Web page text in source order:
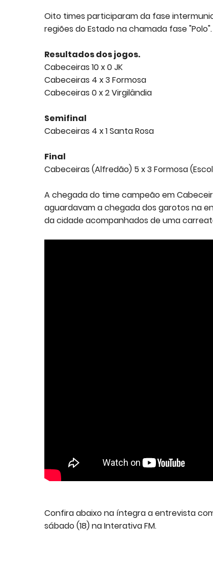
Oito times participaram da fase
regiões do Estado na chamada fase
Resultados dos jogos.
Cabeceiras 10 x 0 JK
Cabeceiras 4 x 3 Formosa
Cabeceiras 0 x 2 Virgilândia
Semifinal
Cabeceiras 4 x 1 Santa Rosa
Final
Cabeceiras (Alfredão) 5 x 3 Formosa
A chegada do time campeão em
aguardavam a chegada dos garotos na
da cidade acompanhados de uma
Confira abaixo na íntegra a entrevista
sábado (18) na Interativa FM.